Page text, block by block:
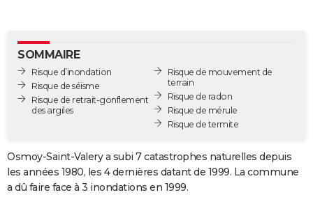
GUIDES D'ACHAT
BONS PLANS
CARTE DE VOEUX
Dictionnaire
Biographies
Citations
Expressions
Proverbes
PROGRAMME TV
COPAINS D'AVANT
SOMMAIRE
Risque d’inondation
Risque de séisme
Risque de retrait-gonflement
des argiles
Risque de mouvement de
terrain
Risque de radon
Risque de mérule
Risque de termite
Osmoy-Saint-Valery a subi 7 catastrophes naturelles depuis
les années 1980, les 4 dernières datant de 1999. La commune
a dû faire face à 3 inondations en 1999.